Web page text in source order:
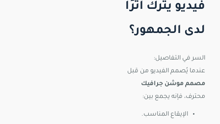
فيديو يترك أثرًا
لدى الجمهور؟
السر في التفاصيل:
عندما يُصمم الفيديو من قبل
مصمم موشن جرافيك
محترف، فإنه يجمع بين:
الإيقاع المناسب.